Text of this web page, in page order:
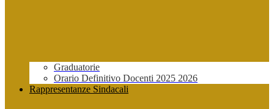
Graduatorie
Orario Definitivo Docenti 2025 2026
Rappresentanze Sindacali